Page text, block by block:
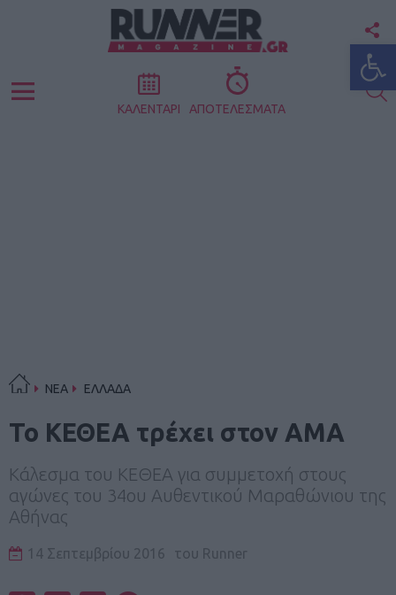
Menu ΚΑΛΕΝΤΑΡΙ ΑΠΟΤΕΛΕΣΜΑΤΑ
ΝΕΑ ΕΛΛΑΔΑ
Το ΚΕΘΕΑ τρέχει στον ΑΜΑ
Κάλεσμα του ΚΕΘΕΑ για συμμετοχή στους
αγώνες του 34ου Αυθεντικού Μαραθώνιου της
Αθήνας
14 Σεπτεμβρίου 2016 του Runner